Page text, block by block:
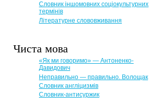
Словник іншомовних соціокультурних
термінів
Літературне слововживання
Чиста мова
«Як ми говоримо» — Антоненко-
Давидович
Неправильно — правильно. Волощак
Словник англіцизмів
Словник-антисуржик